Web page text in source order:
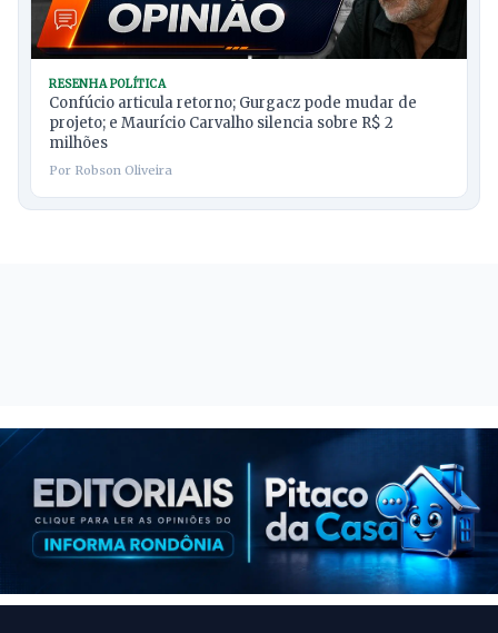
RESENHA POLÍTICA
Confúcio articula retorno; Gurgacz pode mudar de
projeto; e Maurício Carvalho silencia sobre R$ 2
milhões
Por Robson Oliveira